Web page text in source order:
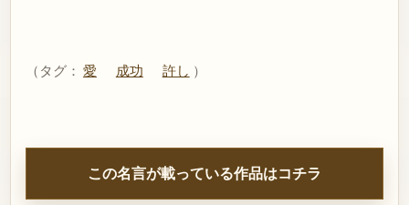
（タグ： 愛 成功 許し ）
この名言が載っている作品はコチラ